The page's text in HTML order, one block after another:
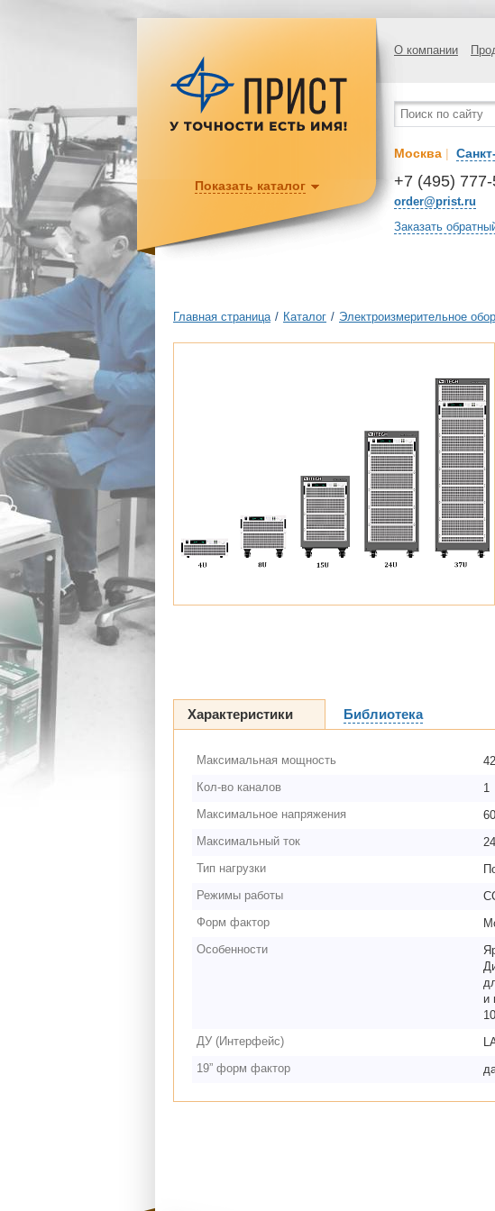
О компании
Москва |
+7 (495)
order@prist.ru
Заказать
Показать каталог
Главная страница / Каталог / Электроизмерительное
Характеристики Библиотека
Максимальная мощность
Кол-во каналов
1
Максимальное напряжения
Максимальный ток
Тип нагрузки
Режимы работы
Форм фактор
Особенности
и
ДУ (Интерфейс)
19” форм фактор